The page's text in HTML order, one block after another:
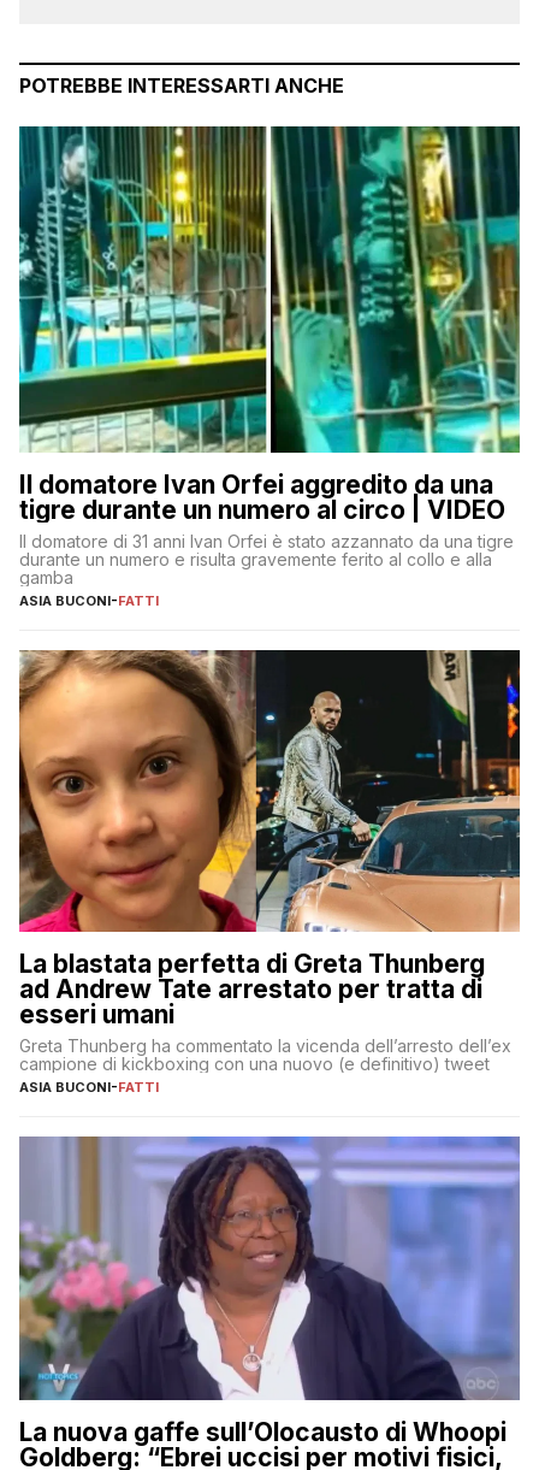
POTREBBE INTERESSARTI ANCHE
Il domatore Ivan Orfei aggredito da una
tigre durante un numero al circo | VIDEO
Il domatore di 31 anni Ivan Orfei è stato azzannato da una tigre
durante un numero e risulta gravemente ferito al collo e alla
gamba
ASIA BUCONI-FATTI
La blastata perfetta di Greta Thunberg
ad Andrew Tate arrestato per tratta di
esseri umani
Greta Thunberg ha commentato la vicenda dell’arresto dell’ex
campione di kickboxing con una nuovo (e definitivo) tweet
ASIA BUCONI-FATTI
La nuova gaffe sull’Olocausto di Whoopi
Goldberg: “Ebrei uccisi per motivi fisici,